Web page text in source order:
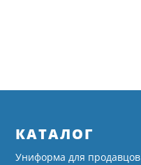
КАТАЛОГ
Униформа для продавцов